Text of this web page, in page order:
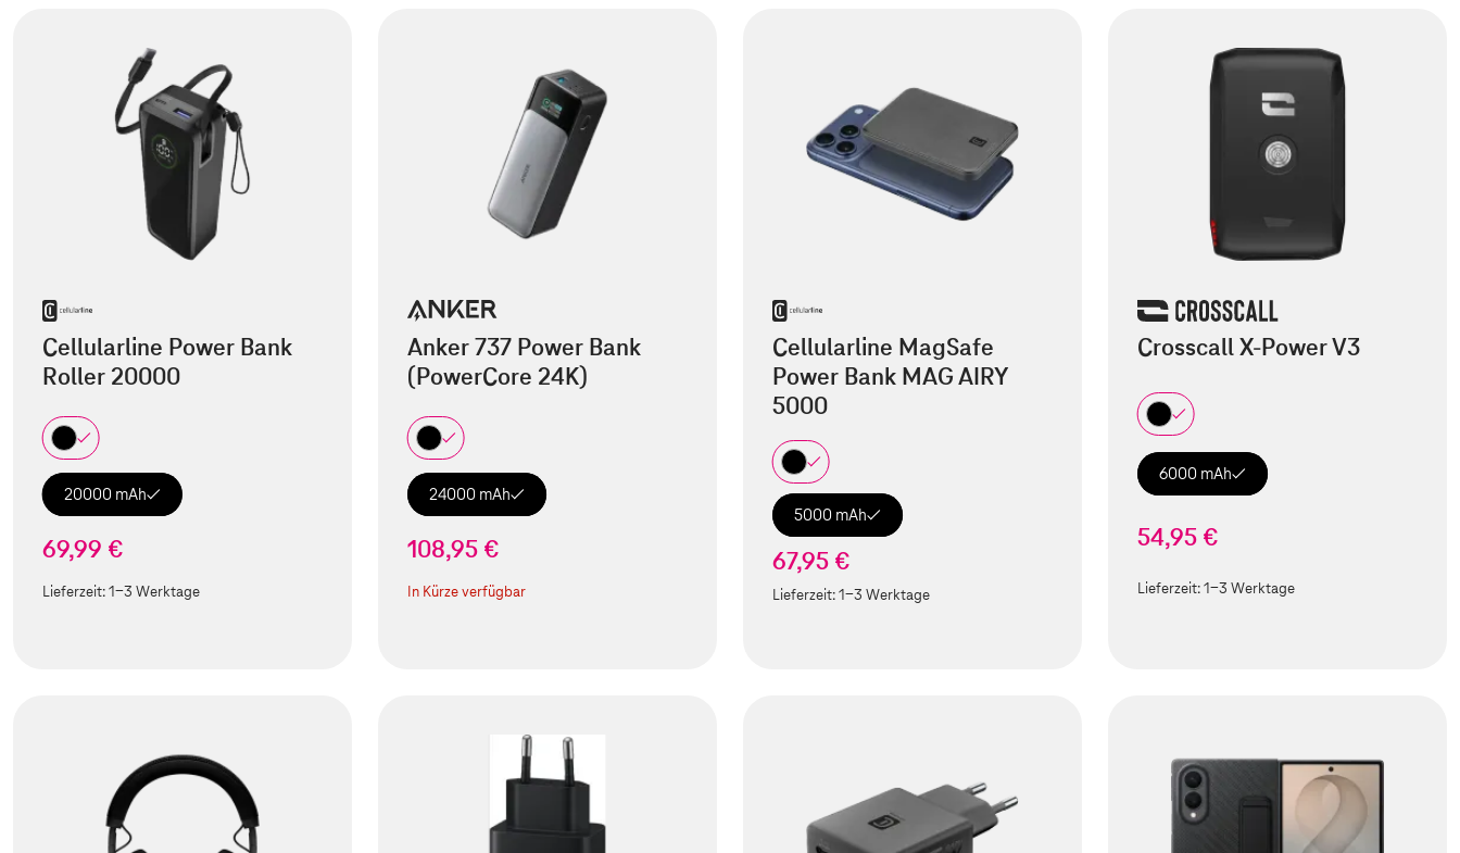
Cellularline Power Bank
Roller 20000
20000 mAh
69,99 €
Lieferzeit:1-3 Werktage
Anker 737 Power Bank
(PowerCore 24K)
24000 mAh
108,95 €
In Kürze verfügbar
Cellularline MagSafe
Power Bank MAG AIRY
5000
5000 mAh
67,95 €
Lieferzeit:1-3 Werktage
Crosscall X-Power V3
6000 mAh
54,95 €
Lieferzeit:1-3 Werktage